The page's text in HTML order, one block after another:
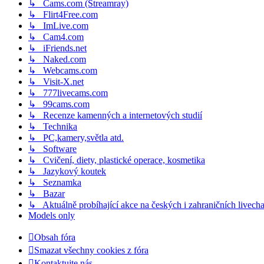
↳ Cams.com (Streamray)
↳ Flirt4Free.com
↳ ImLive.com
↳ Cam4.com
↳ iFriends.net
↳ Naked.com
↳ Webcams.com
↳ Visit-X.net
↳ 777livecams.com
↳ 99cams.com
↳ Recenze kamenných a internetových studií
↳ Technika
↳ PC,kamery,světla atd.
↳ Software
↳ Cvičení, diety, plastické operace, kosmetika
↳ Jazykový koutek
↳ Seznamka
↳ Bazar
↳ Aktuálně probíhající akce na českých i zahraničních
Models only
Obsah fóra
Smazat všechny cookies z fóra